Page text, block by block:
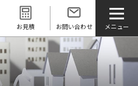
お見積 お問い合わせ